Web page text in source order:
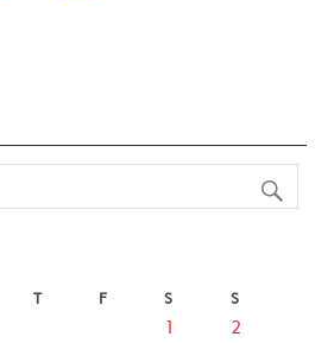
d
T F S S
1
2